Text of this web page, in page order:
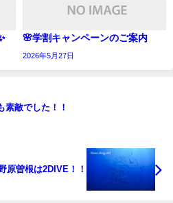
🌸学割キャンペーンのご案内
2026年5月27日
素敵でした！！
原曽根は2DIVE！！